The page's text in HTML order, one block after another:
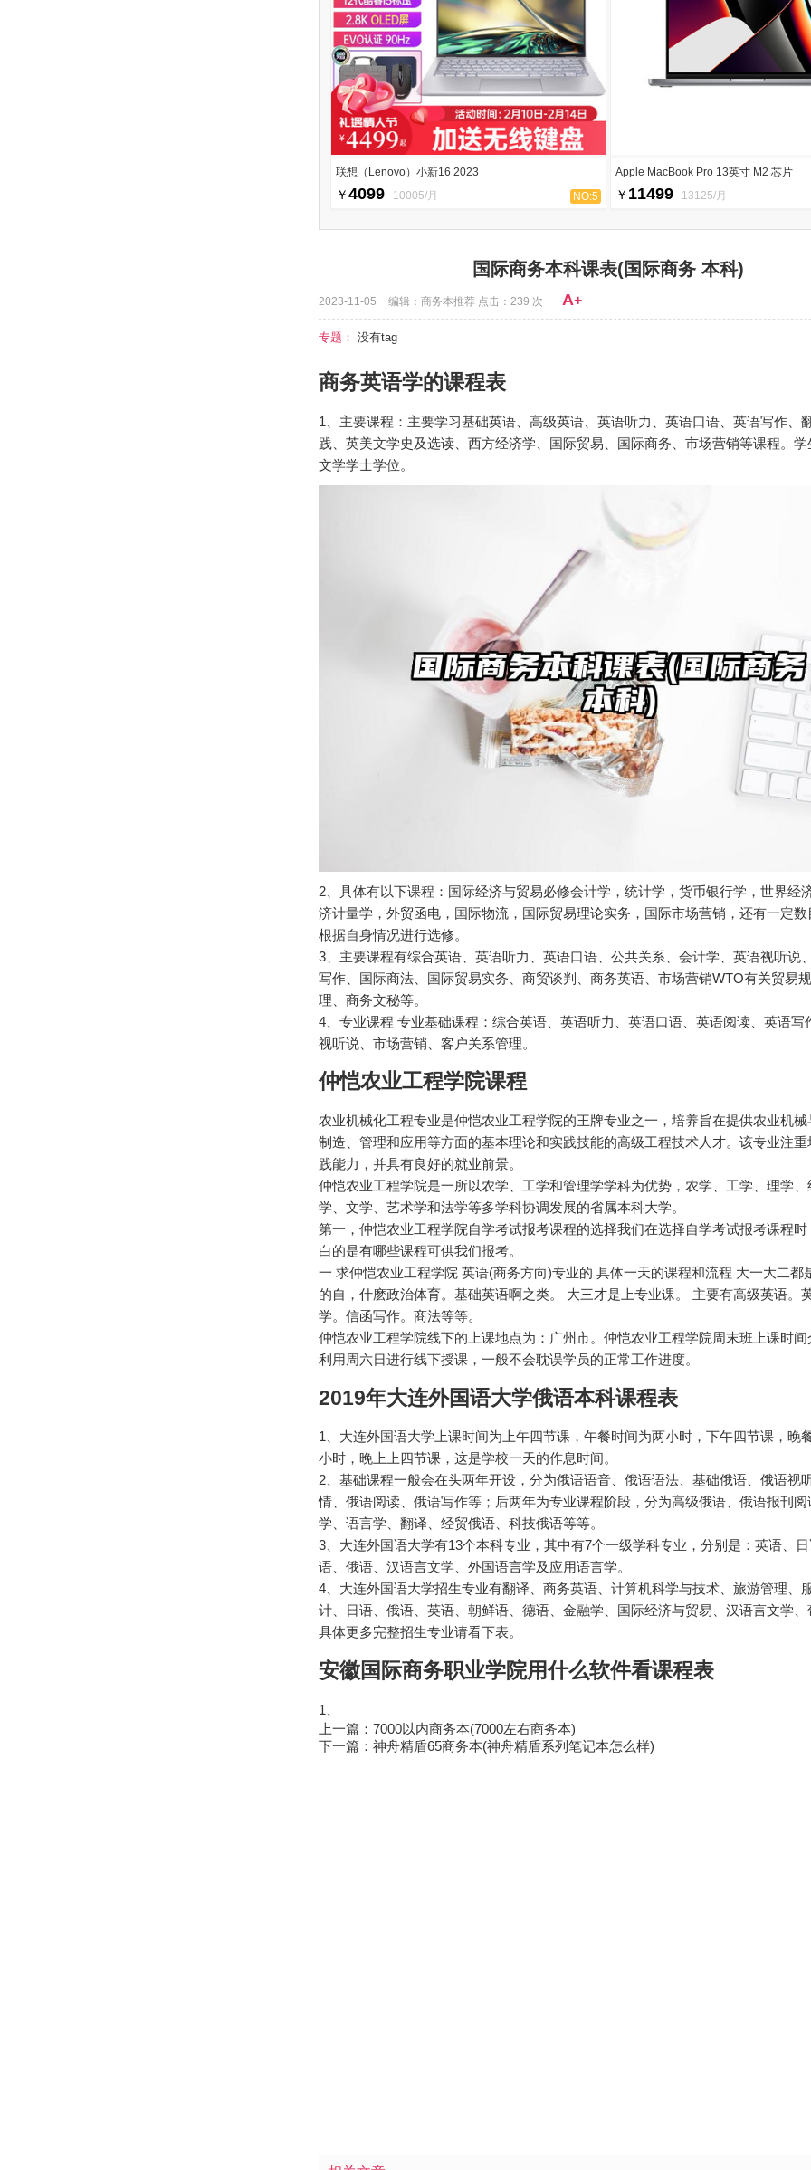
联想（Lenovo）小新16 2023
￥4099 10005/月 NO:5
Apple MacBook Pro 13英寸 M2 芯片
￥ 11499 13125/月
国际商务本科课表(国际商务 本科)
2023-11-05 编辑：商务本推荐 点击：239 次 A+
专题： 没有tag
商务英语学的课程表
1、主要课程：主要学习基础英语、高级英语、英语听力、英语口语、英语写作、
践、英美文学史及选读、西方经济学、国际贸易、国际商务、市场营销等课程。
文学学士学位。
2、具体有以下课程：国际经济与贸易必修会计学，统计学，货币银行学，世界经
济计量学，外贸函电，国际物流，国际贸易理论实务，国际市场营销，还有一定
根据自身情况进行选修。
3、主要课程有综合英语、英语听力、英语口语、公共关系、会计学、英语视听说
写作、国际商法、国际贸易实务、商贸谈判、商务英语、市场营销WTO有关贸易
理、商务文秘等。
4、专业课程 专业基础课程：综合英语、英语听力、英语口语、英语阅读、英语写
视听说、市场营销、客户关系管理。
仲恺农业工程学院课程
农业机械化工程专业是仲恺农业工程学院的王牌专业之一，培养旨在提供农业机
制造、管理和应用等方面的基本理论和实践技能的高级工程技术人才。该专业注
践能力，并具有良好的就业前景。
仲恺农业工程学院是一所以农学、工学和管理学学科为优势，农学、工学、理学
学、文学、艺术学和法学等多学科协调发展的省属本科大学。
第一，仲恺农业工程学院自学考试报考课程的选择我们在选择自学考试报考课程
白的是有哪些课程可供我们报考。
一 求仲恺农业工程学院 英语(商务方向)专业的 具体一天的课程和流程 大一大二都
的自，什麽政治体育。基础英语啊之类。 大三才是上专业课。 主要有高级英语。
学。信函写作。商法等等。
仲恺农业工程学院线下的上课地点为：广州市。仲恺农业工程学院周末班上课时
利用周六日进行线下授课，一般不会耽误学员的正常工作进度。
2019年大连外国语大学俄语本科课程表
1、大连外国语大学上课时间为上午四节课，午餐时间为两小时，下午四节课，晚
小时，晚上上四节课，这是学校一天的作息时间。
2、基础课程一般会在头两年开设，分为俄语语音、俄语语法、基础俄语、俄语视
情、俄语阅读、俄语写作等；后两年为专业课程阶段，分为高级俄语、俄语报刊
学、语言学、翻译、经贸俄语、科技俄语等等。
3、大连外国语大学有13个本科专业，其中有7个一级学科专业，分别是：英语、
语、俄语、汉语言文学、外国语言学及应用语言学。
4、大连外国语大学招生专业有翻译、商务英语、计算机科学与技术、旅游管理、
计、日语、俄语、英语、朝鲜语、德语、金融学、国际经济与贸易、汉语言文学
具体更多完整招生专业请看下表。
安徽国际商务职业学院用什么软件看课程表
1、
上一篇： 7000以内商务本(7000左右商务本)
下一篇： 神舟精盾65商务本(神舟精盾系列笔记本怎么样)